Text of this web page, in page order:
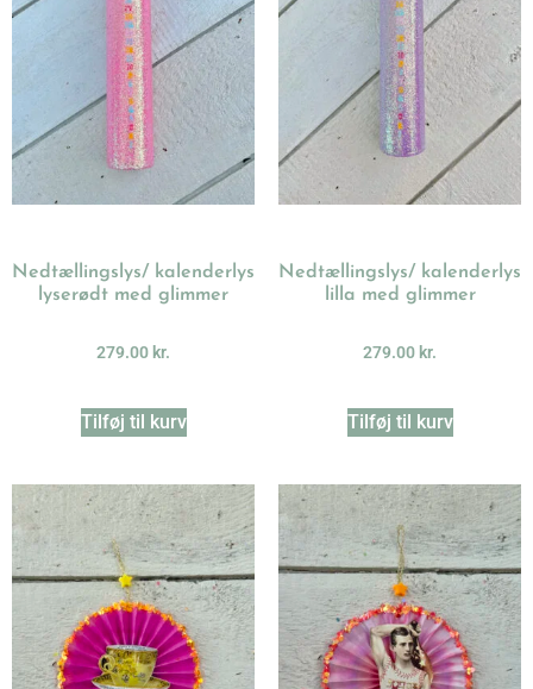
Nedtællingslys/ kalenderlys
lyserødt med glimmer
279.00 kr.
Tilføj til kurv
Nedtællingslys/ kalenderlys
lilla med glimmer
279.00 kr.
Tilføj til kurv